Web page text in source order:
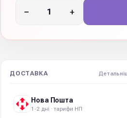
− +
ДОСТАВКА
Нова Пошта
1-2 дні · тарифи НП